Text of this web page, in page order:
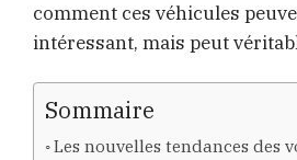
comment ces véhicules
intéressant, mais peut
Sommaire
Les nouvelles tendances des